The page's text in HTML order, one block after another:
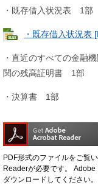
・既存借入状況表 1部
・既存借入状況表
・直近のすべての金融
関の残高証明書 1部
・決算書 1部
PDF形式のファイルをご覧
Readerが必要です。
Adobe
ダウンロードしてください。